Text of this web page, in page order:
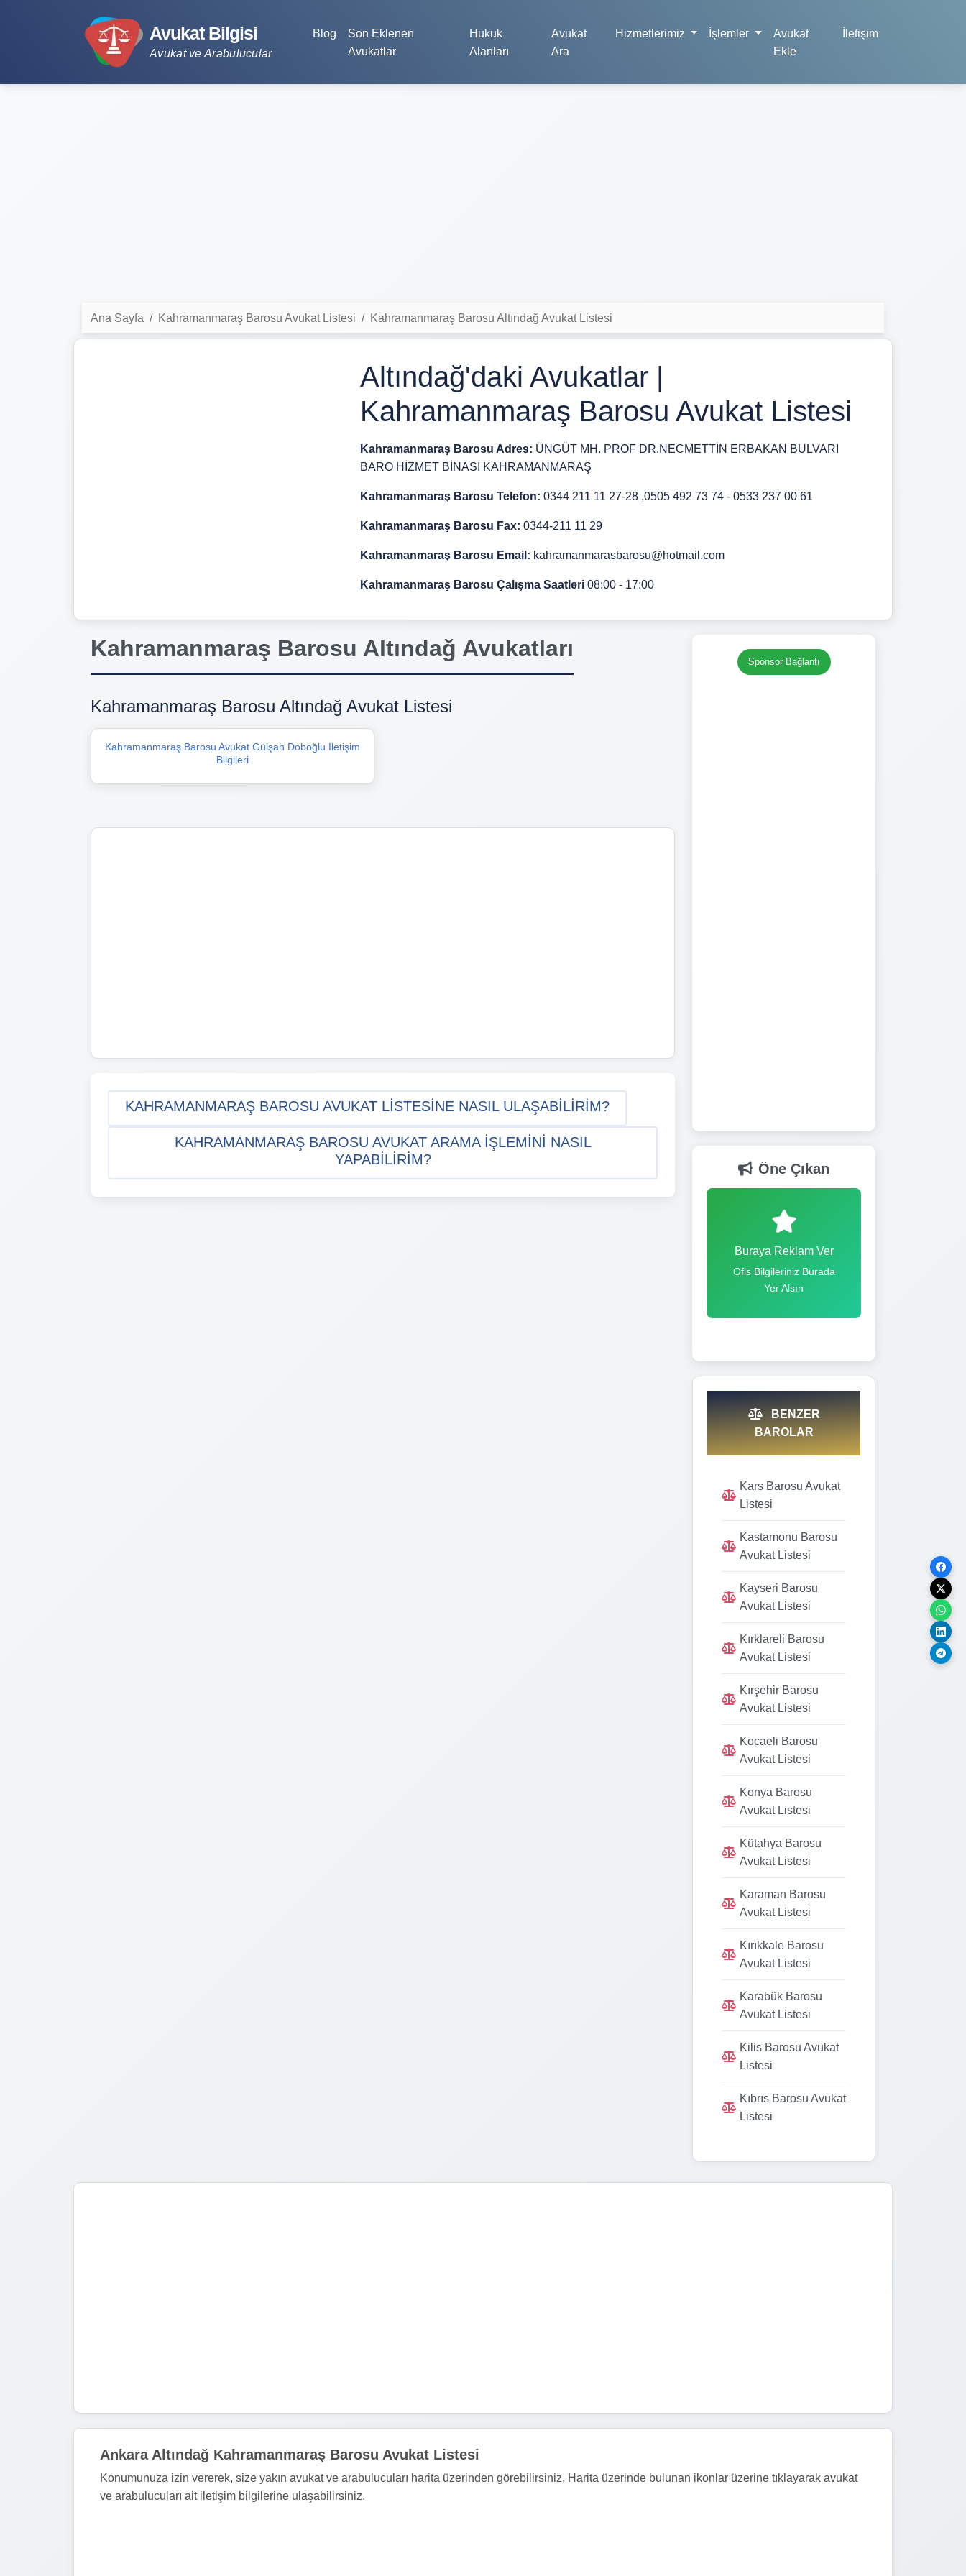
Avukat Bilgisi
Avukat ve Arabulucular
Blog
Son Eklenen
Avukatlar
Hukuk
Alanları
Avukat
Ara
Hizmetlerimiz İşlemler
Avukat
Ekle
İletişim
Ana Sayfa Kahramanmaraş Barosu Avukat Listesi Kahramanmaraş Barosu Altındağ Avukat Listesi
Altındağ'daki Avukatlar |
Kahramanmaraş Barosu Avukat Listesi
Kahramanmaraş Barosu Adres: ÜNGÜT MH. PROF DR.NECMETTİN ERBAKAN BULVARI
BARO HİZMET BİNASI KAHRAMANMARAŞ
Kahramanmaraş Barosu Telefon: 0344 211 11 27-28 ,0505 492 73 74 - 0533 237 00 61
Kahramanmaraş Barosu Fax: 0344-211 11 29
Kahramanmaraş Barosu Email: kahramanmarasbarosu@hotmail.com
Kahramanmaraş Barosu Çalışma Saatleri 08:00 - 17:00
Kahramanmaraş Barosu Altındağ Avukatları
Kahramanmaraş Barosu Altındağ Avukat Listesi
Kahramanmaraş Barosu Avukat Gülşah Doboğlu İletişim
Bilgileri
KAHRAMANMARAŞ BAROSU AVUKAT LISTESINE NASIL ULAŞABILIRIM?
KAHRAMANMARAŞ BAROSU AVUKAT ARAMA IŞLEMINI NASIL
YAPABILIRIM?
Sponsor Bağlantı
Öne Çıkan
Buraya Reklam Ver
Ofis Bilgileriniz Burada
Yer Alsın
BENZER
BAROLAR
Kars Barosu Avukat
Listesi
Kastamonu Barosu
Avukat Listesi
Kayseri Barosu
Avukat Listesi
Kırklareli Barosu
Avukat Listesi
Kırşehir Barosu
Avukat Listesi
Kocaeli Barosu
Avukat Listesi
Konya Barosu
Avukat Listesi
Kütahya Barosu
Avukat Listesi
Karaman Barosu
Avukat Listesi
Kırıkkale Barosu
Avukat Listesi
Karabük Barosu
Avukat Listesi
Kilis Barosu Avukat
Listesi
Kıbrıs Barosu Avukat
Listesi
Ankara Altındağ Kahramanmaraş Barosu Avukat Listesi
Konumunuza izin vererek, size yakın avukat ve arabulucuları harita üzerinden görebilirsiniz. Harita üzerinde bulunan ikonlar üzerine tıklayarak avukat
ve arabulucuları ait iletişim bilgilerine ulaşabilirsiniz.